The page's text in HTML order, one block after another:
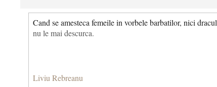
Cand se amesteca femeile in vorbele barbatilor, nici dracul
nu le mai descurca.
Liviu Rebreanu